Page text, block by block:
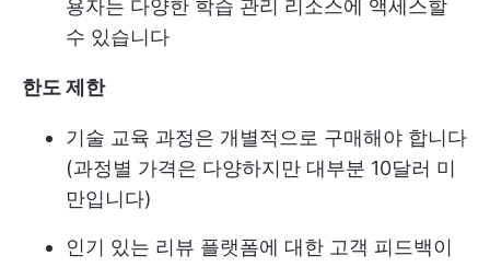
용자는 다양한 학습 관리 리소스에 액세스할
수 있습니다
한도 제한
기술 교육 과정은 개별적으로 구매해야 합니다
(과정별 가격은 다양하지만 대부분 10달러 미
만입니다)
인기 있는 리뷰 플랫폼에 대한 고객 피드백이